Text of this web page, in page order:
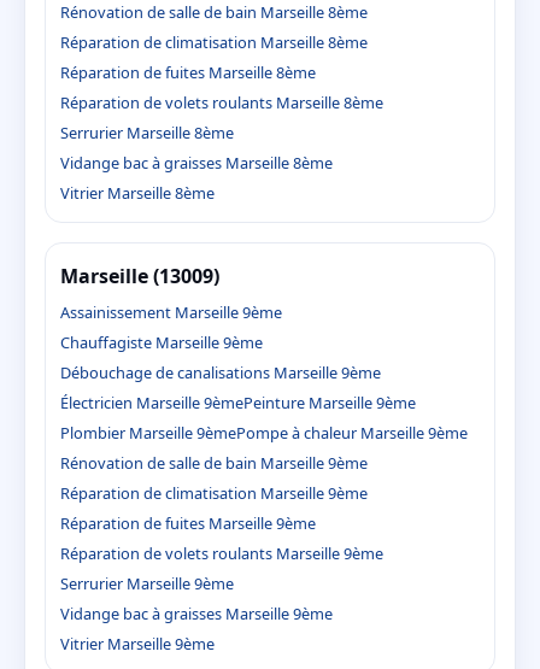
Rénovation de salle de bain Marseille 8ème
Réparation de climatisation Marseille 8ème
Réparation de fuites Marseille 8ème
Réparation de volets roulants Marseille 8ème
Serrurier Marseille 8ème
Vidange bac à graisses Marseille 8ème
Vitrier Marseille 8ème
Marseille (13009)
Assainissement Marseille 9ème
Chauffagiste Marseille 9ème
Débouchage de canalisations Marseille 9ème
Électricien Marseille 9èmePeinture Marseille 9ème
Plombier Marseille 9èmePompe à chaleur Marseille 9ème
Rénovation de salle de bain Marseille 9ème
Réparation de climatisation Marseille 9ème
Réparation de fuites Marseille 9ème
Réparation de volets roulants Marseille 9ème
Serrurier Marseille 9ème
Vidange bac à graisses Marseille 9ème
Vitrier Marseille 9ème